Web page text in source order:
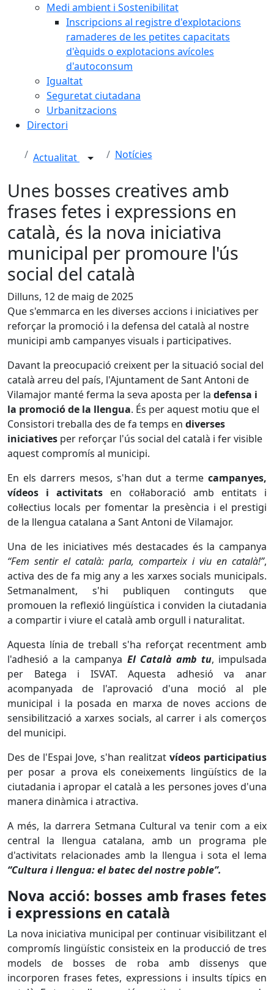
Medi ambient i Sostenibilitat
Inscripcions al registre d'explotacions
ramaderes de les petites capacitats
d'èquids o explotacions avícoles
d'autoconsum
Igualtat
Seguretat ciutadana
Urbanitzacions
Directori
Actualitat Notícies
Unes bosses creatives amb
frases fetes i expressions en
català, és la nova iniciativa
municipal per promoure l'ús
social del català
Dilluns, 12 de maig de 2025
Que s'emmarca en les diverses accions i iniciatives per
reforçar la promoció i la defensa del català al nostre
municipi amb campanyes visuals i participatives.
Davant la preocupació creixent per la situació social del
català arreu del país, l'Ajuntament de Sant Antoni de
Vilamajor manté ferma la seva aposta per la defensa i
la promoció de la llengua. És per aquest motiu que el
Consistori treballa des de fa temps en diverses
iniciatives per reforçar l'ús social del català i fer visible
aquest compromís al municipi.
En els darrers mesos, s'han dut a terme campanyes,
vídeos i activitats en col·laboració amb entitats i
col·lectius locals per fomentar la presència i el prestigi
de la llengua catalana a Sant Antoni de Vilamajor.
Una de les iniciatives més destacades és la campanya
“Fem sentir el català: parla, comparteix i viu en català!”,
activa des de fa mig any a les xarxes socials municipals.
Setmanalment, s'hi publiquen continguts que
promouen la reflexió lingüística i conviden la ciutadania
a compartir i viure el català amb orgull i naturalitat.
Aquesta línia de treball s'ha reforçat recentment amb
l'adhesió a la campanya El Català amb tu, impulsada
per Batega i ISVAT. Aquesta adhesió va anar
acompanyada de l'aprovació d'una moció al ple
municipal i la posada en marxa de noves accions de
sensibilització a xarxes socials, al carrer i als comerços
del municipi.
Des de l'Espai Jove, s'han realitzatvídeos participatius
per posar a prova els coneixements lingüístics de la
ciutadania i apropar el català a les persones joves d'una
manera dinàmica i atractiva.
A més, la darrera Setmana Cultural va tenir com a eix
central la llengua catalana, amb un programa ple
d'activitats relacionades amb la llengua i sota el lema
“Cultura i llengua: el batec del nostre poble”.
Nova acció: bosses amb frases fetes
i expressions en català
La nova iniciativa municipal per continuar visibilitzant el
compromís lingüístic consisteix en la producció de tres
models de bosses de roba amb dissenys que
incorporen frases fetes, expressions i insults típics en